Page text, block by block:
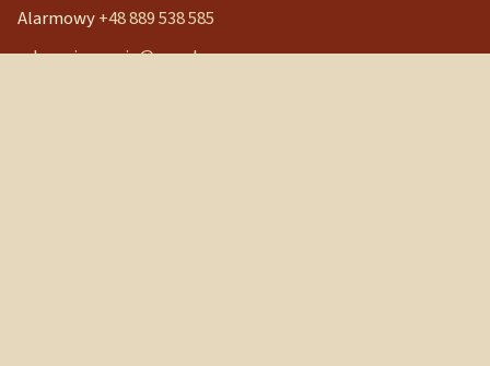
Alarmowy+48 889 538 585
mbpocieszenia@wp.pl